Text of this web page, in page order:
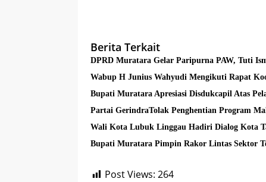
Berita Terkait
DPRD Muratara Gelar Paripurna PAW, Tuti
Wabup H Junius Wahyudi Mengikuti Rapat
Bupati Muratara Apresiasi Disdukcapil Atas
Partai GerindraTolak Penghentian Program
Wali Kota Lubuk Linggau Hadiri Dialog Kota
Bupati Muratara Pimpin Rakor Lintas Sektor
Post Views: 264